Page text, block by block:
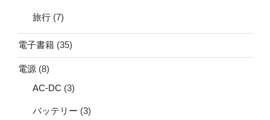
旅行 (7)
電子書籍 (35)
電源 (8)
AC-DC (3)
バッテリー (3)